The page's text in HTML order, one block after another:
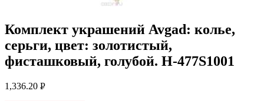
Комплект украшений Avgad: колье,
серьги, цвет: золотистый,
фисташковый, голубой. H-477S1001
1,336.20 Р